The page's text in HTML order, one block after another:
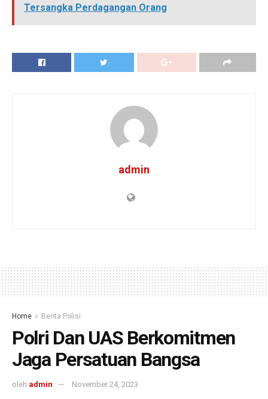
Tersangka Perdagangan Orang
admin
Home Berita Polisi
Polri Dan UAS Berkomitmen
Jaga Persatuan Bangsa
oleh admin November 24, 2023